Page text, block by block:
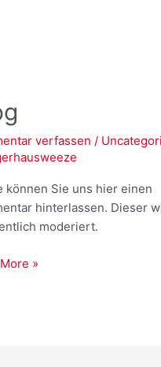
verfassen /
können Sie uns hier einen
hinterlassen. Dieser
moderiert.
»